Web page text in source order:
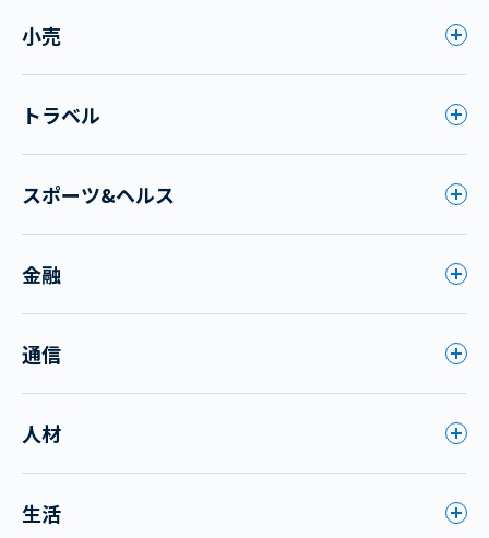
小売
トラベル
スポーツ&ヘルス
金融
通信
人材
生活